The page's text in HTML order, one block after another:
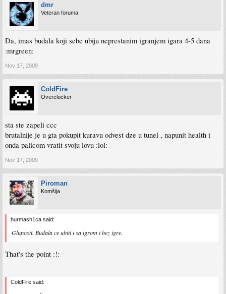
dmr
Veteran foruma
Da, imas budala koji sebe ubiju neprestanim igranjem igara 4-5 dana
:mrgreen:
Nov 17, 2009
ColdFire
Overclocker
sta ste zapeli ccc
brutalnije je u gta pokupit kuravu odvest dze u tunel , napunit health i
onda palicom vratit svoju lovu :lol:
Nov 17, 2009
Piroman
Komšija
hurmash1ca said:
Gluposti. Budala ce ubiti i sa igrom i bez igre.
That's the point :!:
ColdFire said: